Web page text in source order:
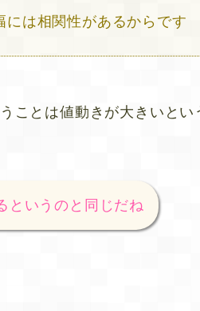
には相関性があるからです
ことは値動きが大きいと
というのと同じだね